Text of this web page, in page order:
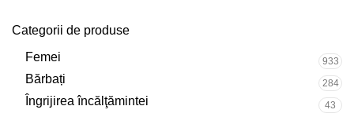
Categorii de produse
Femei
933
Bărbați 284
Îngrijirea încălţămintei 43